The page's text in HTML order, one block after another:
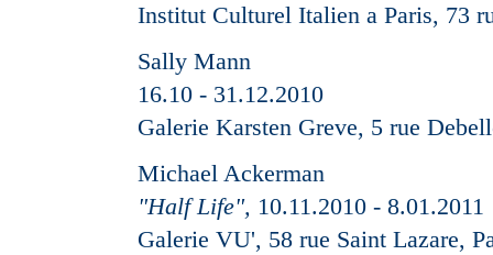
Institut Culturel Italien a Paris, 73
Sally Mann
16.10 - 31.12.2010
Galerie Karsten Greve, 5 rue
Michael Ackerman
"Half Life", 10.11.2010 - 8.01.2011
Galerie VU', 58 rue Saint Lazare,